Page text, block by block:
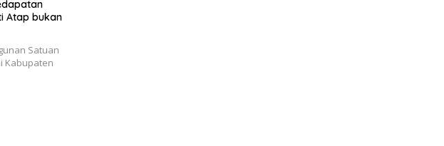
Atap bukan
Satuan
Kabupaten